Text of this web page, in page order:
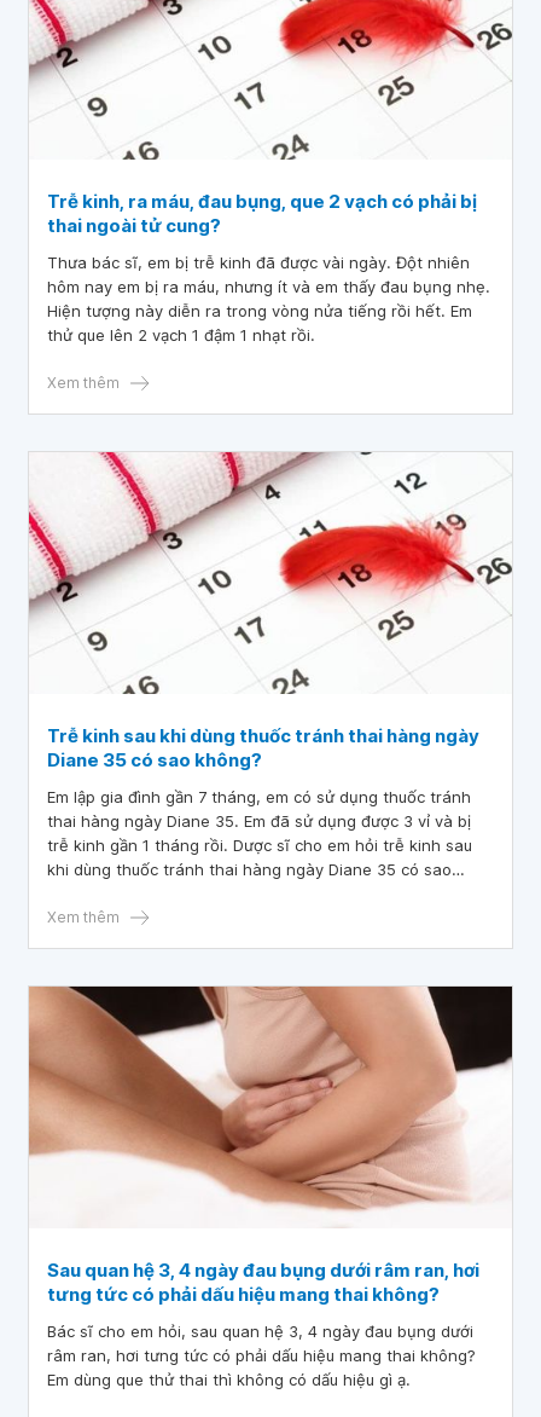
Trễ kinh, ra máu, đau bụng, que 2 vạch có phải bị
thai ngoài tử cung?
Thưa bác sĩ, em bị trễ kinh đã được vài ngày. Đột nhiên
hôm nay em bị ra máu, nhưng ít và em thấy đau bụng nhẹ.
Hiện tượng này diễn ra trong vòng nửa tiếng rồi hết. Em
thử que lên 2 vạch 1 đậm 1 nhạt rồi.
Xem thêm
Trễ kinh sau khi dùng thuốc tránh thai hàng ngày
Diane 35 có sao không?
Em lập gia đình gần 7 tháng, em có sử dụng thuốc tránh
thai hàng ngày Diane 35. Em đã sử dụng được 3 vỉ và bị
trễ kinh gần 1 tháng rồi. Dược sĩ cho em hỏi trễ kinh sau
khi dùng thuốc tránh thai hàng ngày Diane 35 có sao
Xem thêm
Sau quan hệ 3, 4 ngày đau bụng dưới râm ran, hơi
tưng tức có phải dấu hiệu mang thai không?
Bác sĩ cho em hỏi, sau quan hệ 3, 4 ngày đau bụng dưới
râm ran, hơi tưng tức có phải dấu hiệu mang thai không?
Em dùng que thử thai thì không có dấu hiệu gì ạ.